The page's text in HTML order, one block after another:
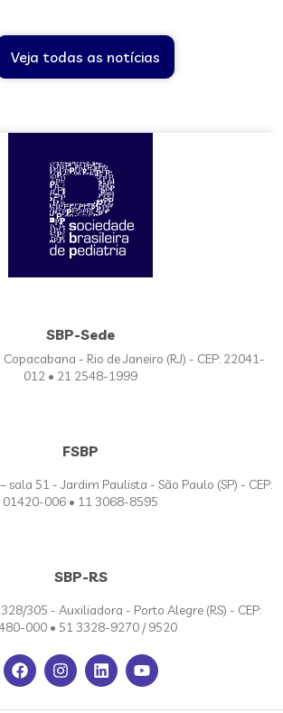
Veja todas as notícias
SBP-Sede
Copacabana - Rio de Janeiro (RJ) - CEP: 22041-
012 • 21 2548-1999
FSBP
sala 51 - Jardim Paulista - São Paulo (SP) - CEP:
01420-006 • 11 3068-8595
SBP-RS
305 - Auxiliadora - Porto Alegre (RS) - CEP:
000 • 51 3328-9270 / 9520